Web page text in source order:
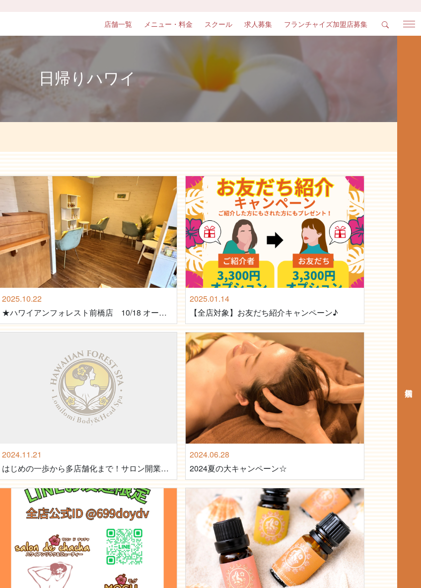
店舗一覧 メニュー・料金 スクール 求人募集 フランチャイズ加盟店募集
日帰りハワイ
2025.10.22
★ハワイアンフォレスト前橋店 10/18 オープン★
2025.01.14
【全店対象】お友だち紹介キャンペーン♪
2024.11.21
はじめの一歩から多店舗化まで！サロン開業ノウハウを凝縮した森優社長の初出版書籍 『実践!サロン開業88の成功ルール』11/26 発売
2024.06.28
2024夏の大キャンペーン☆